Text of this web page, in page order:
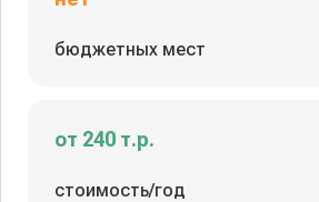
бюджетных мест
от 240 т.р.
стоимость/год